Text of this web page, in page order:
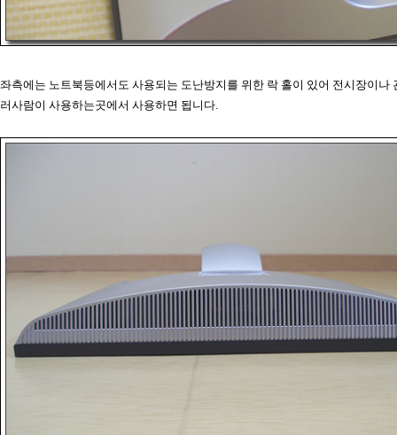
좌측에는 노트북등에서도 사용되는 도난방지를 위한 락 홀이 있어 전시장이나
러사람이 사용하는곳에서 사용하면 됩니다.